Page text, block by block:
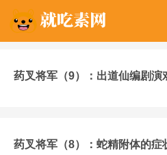
药叉将军（9）：出道仙编剧演
药叉将军（8）：蛇精附体的症